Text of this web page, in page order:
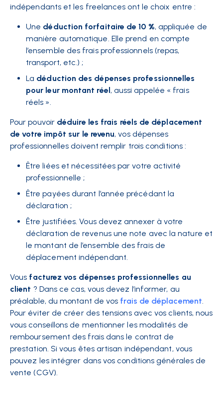
indépendants et les freelances ont le choix entre :
Une déduction forfaitaire de 10 %, appliquée de
manière automatique. Elle prend en compte
l’ensemble des frais professionnels (repas,
transport, etc.) ;
La déduction des dépenses professionnelles
pour leur montant réel, aussi appelée « frais
réels ».
Pour pouvoir déduire les frais réels de déplacement
de votre impôt sur le revenu, vos dépenses
professionnelles doivent remplir trois conditions :
Être liées et nécessitées par votre activité
professionnelle ;
Être payées durant l’année précédant la
déclaration ;
Être justifiées. Vous devez annexer à votre
déclaration de revenus une note avec la nature et
le montant de l’ensemble des frais de
déplacement indépendant.
Vous facturez vos dépenses professionnelles au
client ? Dans ce cas, vous devez l’informer, au
préalable, du montant de vos frais de déplacement.
Pour éviter de créer des tensions avec vos clients, nous
vous conseillons de mentionner les modalités de
remboursement des frais dans le contrat de
prestation. Si vous êtes artisan indépendant, vous
pouvez les intégrer dans vos conditions générales de
vente (CGV).